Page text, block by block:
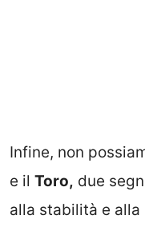
Infine, non
e il Toro, due
alla stabilità e alla